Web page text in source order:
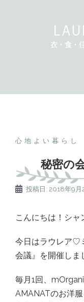
心地よい暮らし
秘密の
投稿日: 2018年9月
こんにちは！シャ
今日はラウレア♡
会議』を開催しま
毎月1回、
AMANATのお洋